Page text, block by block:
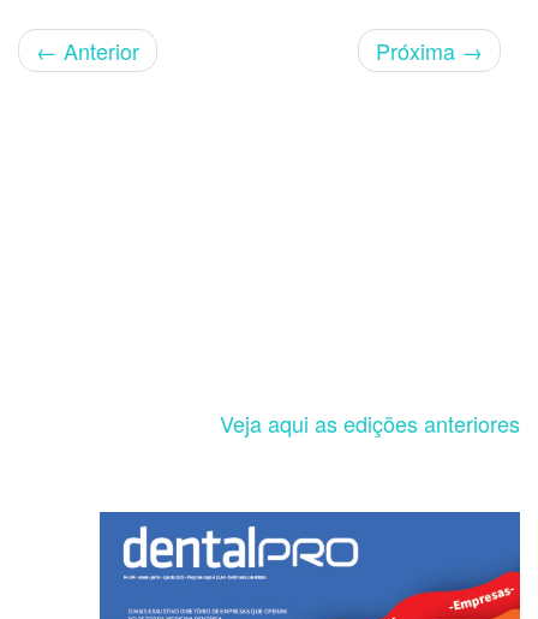
← Anterior Próxima →
Veja aqui as edições anteriores